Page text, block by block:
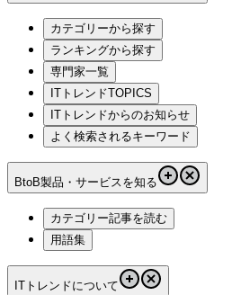
カテゴリーから探す
ランキングから探す
専門家一覧
ITトレンドTOPICS
ITトレンドからのお知らせ
よく検索されるキーワード
BtoB製品・サービスを知る
カテゴリー記事を読む
用語集
ITトレンドについて